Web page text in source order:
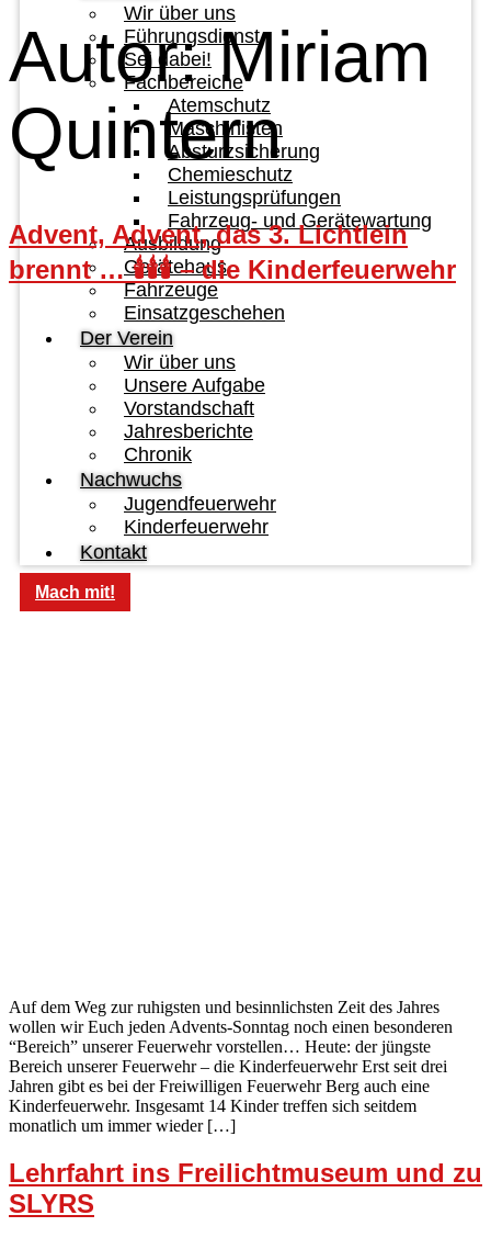
Wir über uns
Führungsdienst
Sei dabei!
Fachbereiche
Atemschutz
Maschinisten
Absturzsicherung
Chemieschutz
Leistungsprüfungen
Fahrzeug- und Gerätewartung
Ausbildung
Gerätehaus
Fahrzeuge
Einsatzgeschehen
Der Verein
Wir über uns
Unsere Aufgabe
Vorstandschaft
Jahresberichte
Chronik
Nachwuchs
Jugendfeuerwehr
Kinderfeuerwehr
Kontakt
Mach mit!
Autor:Miriam
Quintern
Advent, Advent, das 3. Lichtlein
brennt … 🕯️🕯️🕯️ – die Kinderfeuerwehr
Auf dem Weg zur ruhigsten und besinnlichsten Zeit des Jahres
wollen wir Euch jeden Advents-Sonntag noch einen besonderen
“Bereich” unserer Feuerwehr vorstellen… Heute: der jüngste
Bereich unserer Feuerwehr – die Kinderfeuerwehr Erst seit drei
Jahren gibt es bei der Freiwilligen Feuerwehr Berg auch eine
Kinderfeuerwehr. Insgesamt 14 Kinder treffen sich seitdem
monatlich um immer wieder […]
Lehrfahrt ins Freilichtmuseum und zu
SLYRS